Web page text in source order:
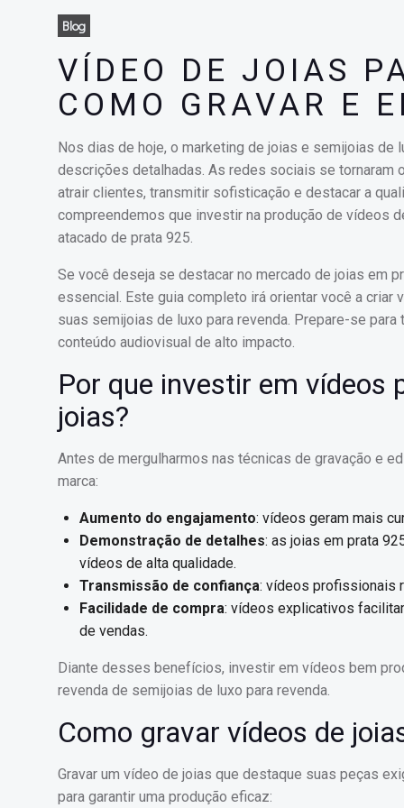
Blog
VÍDEO DE JOIAS
COMO GRAVAR E
Nos dias de hoje, o marketing de joias e semijoias
descrições detalhadas. As redes sociais se tornaram
atrair clientes, transmitir sofisticação e destacar a
compreendemos que investir na produção de vídeos
atacado de prata 925.
Se você deseja se destacar no mercado de joias em
essencial. Este guia completo irá orientar você a
suas semijoias de luxo para revenda. Prepare-se
conteúdo audiovisual de alto impacto.
Por que investir em vídeos
joias?
Antes de mergulharmos nas técnicas de gravação e
marca:
Aumento do engajamento: vídeos geram mais
Demonstração de detalhes: as joias em prata
vídeos de alta qualidade.
Transmissão de confiança: vídeos profissionais
Facilidade de compra: vídeos explicativos
de vendas.
Diante desses benefícios, investir em vídeos bem
revenda de semijoias de luxo para revenda.
Como gravar vídeos de
Gravar um vídeo de joias que destaque suas peças
para garantir uma produção eficaz: